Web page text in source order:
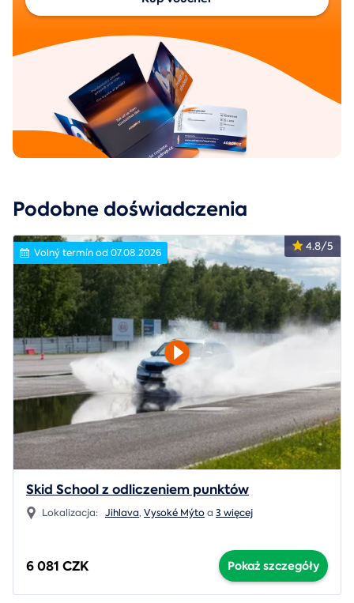
Podobne doświadczenia
4.8/5
Volný termín od 07.08.2026
Skid School z odliczeniem punktów
Lokalizacja: Jihlava,Vysoké Mýtoa 3 więcej
6 081 CZK Pokaż szczegóły